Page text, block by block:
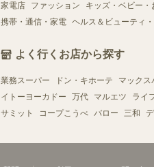
家電店
ファッション キッズ・ベビー・
携帯・通信・家電 ヘルス＆ビューティ
よく行くお店から探す
業務スーパー ドン・キホーテ マックス
イトーヨーカドー
万代 マルエツ ライ
サミット
コープこうべ バロー 三和